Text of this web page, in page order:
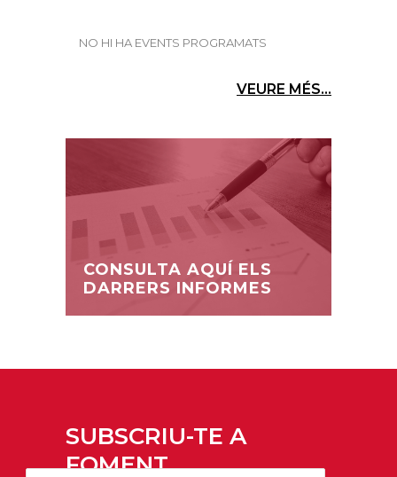
NO HI HA EVENTS PROGRAMATS
VEURE MÉS...
CONSULTA AQUÍ ELS
DARRERS INFORMES
SUBSCRIU-TE A
FOMENT